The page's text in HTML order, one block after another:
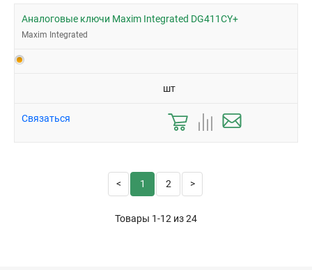
Аналоговые ключи Maxim Integrated DG411CY+
Maxim Integrated
шт
Связаться
1 2
Товары 1-12 из24